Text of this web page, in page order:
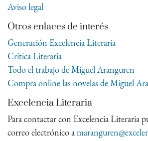
Aviso legal
Otros enlaces de interés
Generación Excelencia Literaria
Crítica Literaria
Todo el trabajo de Miguel Aranguren
Compra online las novelas de Miguel
Excelencia Literaria
Para contactar con Excelencia Literaria
correo electrónico a